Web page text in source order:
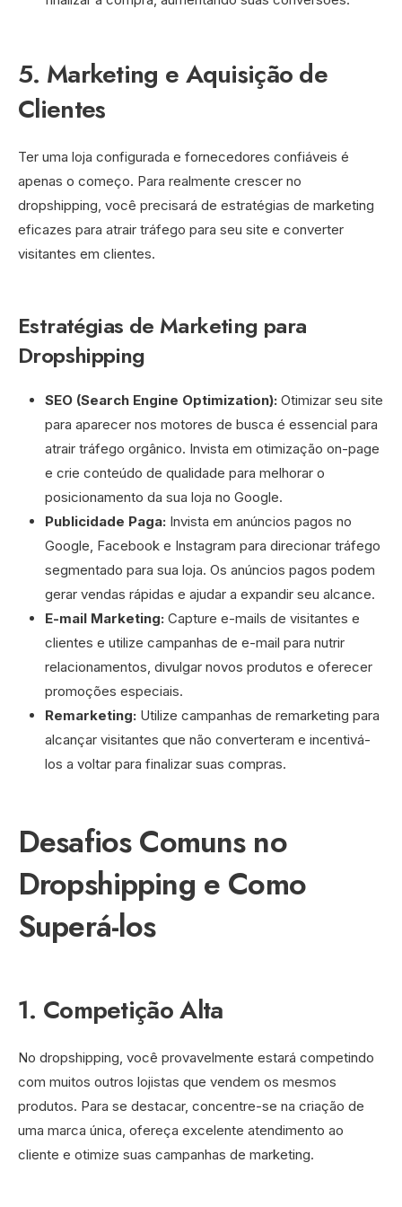
5. Marketing e Aquisição de
Clientes
Ter uma loja configurada e fornecedores confiáveis é
apenas o começo. Para realmente crescer no
dropshipping, você precisará de estratégias de marketing
eficazes para atrair tráfego para seu site e converter
visitantes em clientes.
Estratégias de Marketing para
Dropshipping
SEO (Search Engine Optimization): Otimizar seu site
para aparecer nos motores de busca é essencial para
atrair tráfego orgânico. Invista em otimização on-page
e crie conteúdo de qualidade para melhorar o
posicionamento da sua loja no Google.
Publicidade Paga: Invista em anúncios pagos no
Google, Facebook e Instagram para direcionar tráfego
segmentado para sua loja. Os anúncios pagos podem
gerar vendas rápidas e ajudar a expandir seu alcance.
E-mail Marketing: Capture e-mails de visitantes e
clientes e utilize campanhas de e-mail para nutrir
relacionamentos, divulgar novos produtos e oferecer
promoções especiais.
Remarketing: Utilize campanhas de remarketing para
alcançar visitantes que não converteram e incentivá-
los a voltar para finalizar suas compras.
Desafios Comuns no
Dropshipping e Como
Superá-los
1. Competição Alta
No dropshipping, você provavelmente estará competindo
com muitos outros lojistas que vendem os mesmos
produtos. Para se destacar, concentre-se na criação de
uma marca única, ofereça excelente atendimento ao
cliente e otimize suas campanhas de marketing.